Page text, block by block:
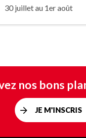
30 juillet au 1er août
nos bons
JE M'INSCRIS